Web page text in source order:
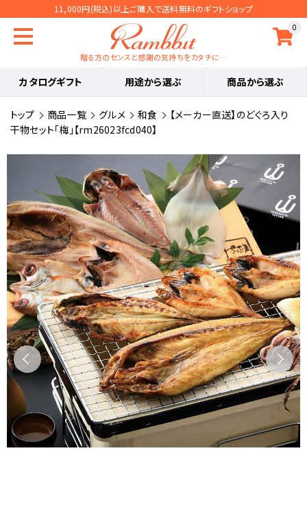
11,000円(税込)以上ご購入で送料無料のギフトショップ
0
贈る方のセンスと感謝の気持ちをカタチに…
カタログギフト 用途から選ぶ 商品から選ぶ
トップ 商品一覧 グルメ 和食
【メーカー直送】のどぐろ入り
干物セット「梅」【rm26023fcd040】